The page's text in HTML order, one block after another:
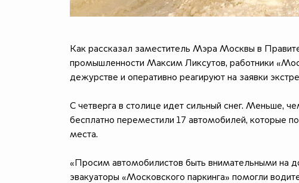
Как рассказал заместитель Мэра Москвы в
промышленности Максим Ликсутов, работники
дежурстве и оперативно реагируют на заявки
С четверга в столице идет сильный снег. Меньше,
бесплатно переместили 17 автомобилей, которые
места.
«Просим автомобилистов быть внимательными на
эвакуаторы «Московского паркинга» помогли